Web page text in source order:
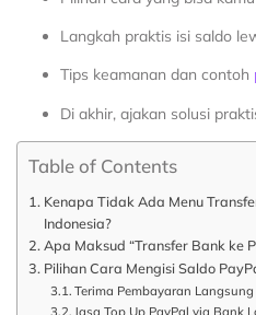
Langkah praktis isi saldo
Tips keamanan dan contoh
Di akhir, ajakan solusi
Table of Contents
Kenapa Tidak Ada Menu
Indonesia?
Apa Maksud “Transfer Bank ke
Pilihan Cara Mengisi Saldo
Terima Pembayaran
Jasa Top Up PayPal via Bank